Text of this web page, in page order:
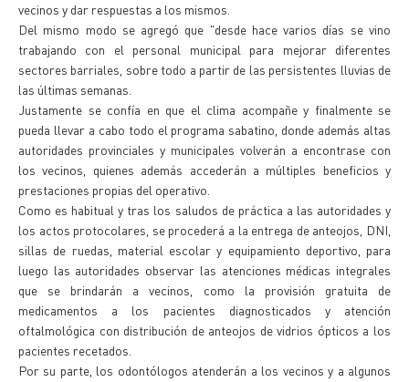
vecinos y dar respuestas a los mismos.
Del mismo modo se agregó que "desde hace varios días se vino
trabajando con el personal municipal para mejorar diferentes
sectores barriales, sobre todo a partir de las persistentes lluvias de
las últimas semanas.
Justamente se confía en que el clima acompañe y finalmente se
pueda llevar a cabo todo el programa sabatino, donde además altas
autoridades provinciales y municipales volverán a encontrase con
los vecinos, quienes además accederán a múltiples beneficios y
prestaciones propias del operativo.
Como es habitual y tras los saludos de práctica a las autoridades y
los actos protocolares, se procederá a la entrega de anteojos, DNI,
sillas de ruedas, material escolar y equipamiento deportivo, para
luego las autoridades observar las atenciones médicas integrales
que se brindarán a vecinos, como la provisión gratuita de
medicamentos a los pacientes diagnosticados y atención
oftalmológica con distribución de anteojos de vidrios ópticos a los
pacientes recetados.
Por su parte, los odontólogos atenderán a los vecinos y a algunos